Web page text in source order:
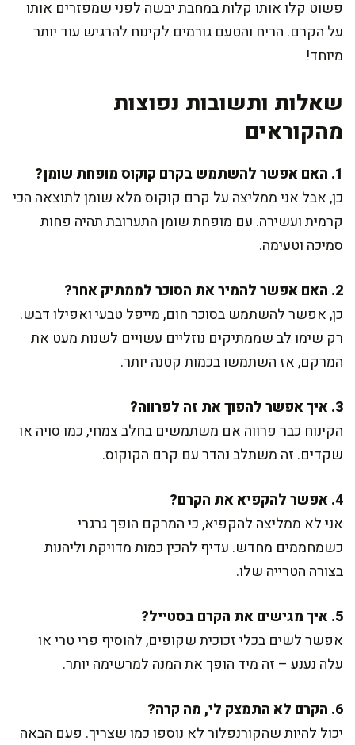
פשוט קלו אותו קלות במחבת יבשה לפני שמפזרים אותו
על הקרם. הריח והטעם גורמים לקינוח להרגיש עוד יותר
מיוחד!
שאלות ותשובות נפוצות
מהקוראים
1. האם אפשר להשתמש בקרם קוקוס מופחת שומן?
כן, אבל אני ממליצה על קרם קוקוס מלא שומן לתוצאה הכי
קרמית ועשירה. עם מופחת שומן התערובת תהיה פחות
סמיכה וטעימה.
2. האם אפשר להמיר את הסוכר לממתיק אחר?
כן, אפשר להשתמש בסוכר חום, מייפל טבעי ואפילו דבש.
רק שימו לב שממתיקים נוזליים עשויים לשנות מעט את
המרקם, אז השתמשו בכמות קטנה יותר.
3. איך אפשר להפוך את זה לפרווה?
הקינוח כבר פרווה אם משתמשים בחלב צמחי, כמו סויה או
שקדים. זה משתלב נהדר עם קרם הקוקוס.
4. אפשר להקפיא את הקרם?
אני לא ממליצה להקפיא, כי המרקם הופך גרגרי
כשמחממים מחדש. עדיף להכין כמות מדויקת וליהנות
בצורה הטרייה שלו.
5. איך מגישים את הקרם בסטייל?
אפשר לשים בכלי זכוכית שקופים, להוסיף פרי טרי או
עלה נענע – זה מיד הופך את המנה למרשימה יותר.
6. הקרם לא התמצק לי, מה קרה?
יכול להיות שהקורנפלור לא נוספו כמו שצריך. פעם הבאה